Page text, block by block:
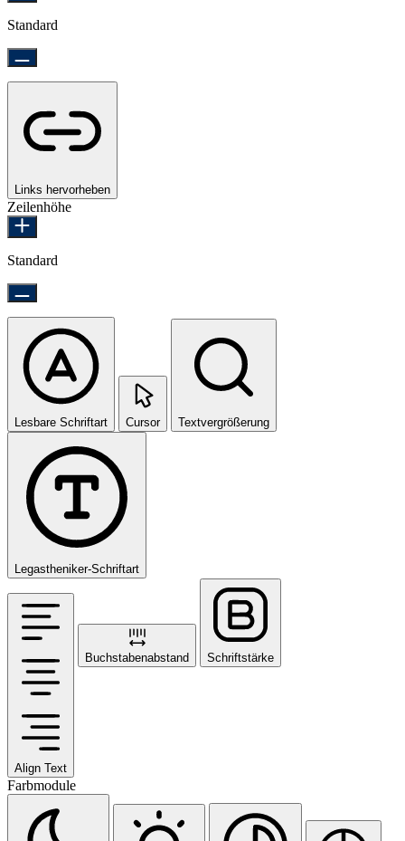
Standard
Links hervorheben
Zeilenhöhe
Standard
Lesbare Schriftart Cursor Textvergrößerung
Legastheniker-Schriftart
Align Text
Buchstabenabstand Schriftstärke
Farbmodule